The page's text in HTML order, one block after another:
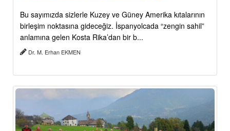
Bu sayımızda sizlerle Kuzey ve Güney Amerika kıtalarının
birleşim noktasına gideceğiz. İspanyolcada “zengin sahil”
anlamına gelen Kosta Rika’dan bir b...
Dr. M. Erhan EKMEN